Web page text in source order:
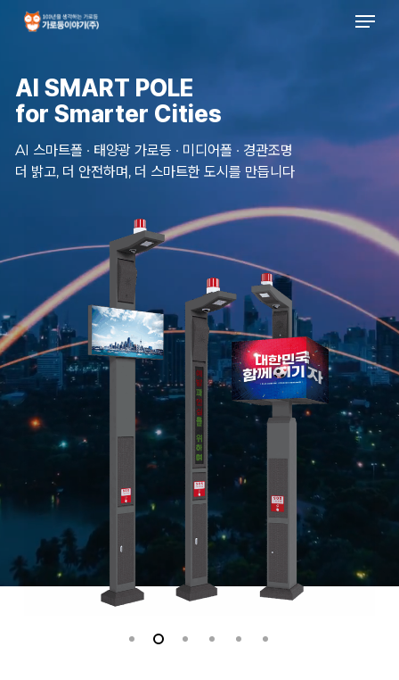
Skip
content
AI SMART POLE
for Smarter Cities
AI 스마트폴 · 태양광 가로등 · 미디어폴 · 경관조명
더 밝고, 더 안전하며, 더 스마트한 도시를 만듭니다